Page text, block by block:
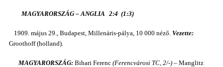
MAGYARORSZÁG – ANGLIA 2:4 (1:3)
1909. május 29., Budapest, Millenáris-pálya, 10 000 néző. Vezette:
Groothoff (holland).
MAGYARORSZÁG: Bihari Ferenc (Ferencvárosi TC, 2/-) – Manglitz